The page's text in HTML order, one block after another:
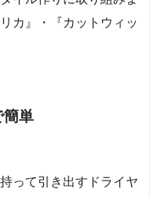
カ』・『カットウィッ
簡単
って引き出すドライヤ